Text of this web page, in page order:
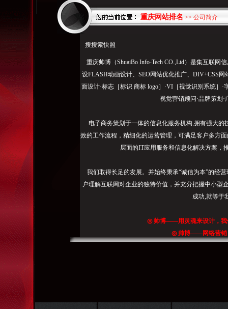
重庆网站排名 >> 公司简介
搜搜索快照
重庆帅博（ShuaiBo Info-Tech CO.,Ltd）是集互联网
设FLASH动画设计、SEO网站优化推广、DIV+CSS
面设计·标志［标识 商标 logo］·VI［视觉识别系统］·
视觉营销顾问·品牌策划
电子商务策划于一体的信息化服务机构,拥有强大的
效的工作流程，精细化的运营管理，可满足客户多方
层面的IT应用服务和信息化解决方案，
我们取得长足的发展。并始终秉承“诚信为本”的经
户理解互联网对企业的独特价值，并充分把握中小型
成功,就等于
◎ 帅博——用灵魂来设计，我
◎ 帅博——网络营销